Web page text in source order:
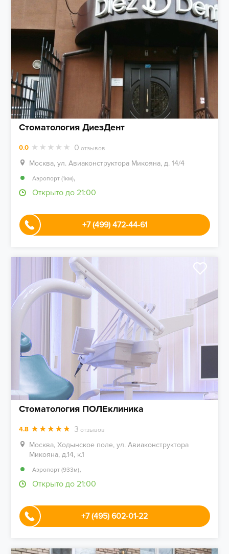
Стоматология ДиезДент
0.0 0 отзывов
Москва, ул. Авиаконструктора Микояна, д. 14/4
Аэропорт (1км),
Открыто до 21:00
+7 (499) 472-44-61
Стоматология ПОЛЕклиника
4.8 3 отзывов
Москва, Ходынское поле, ул. Авиаконструктора
Микояна, д.14, к.1
Аэропорт (933м),
Открыто до 21:00
+7 (495) 602-01-22